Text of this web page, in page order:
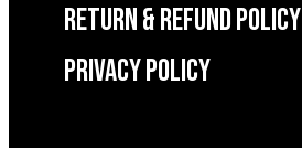
RETURN & REFUND POLICY
Privacy Policy